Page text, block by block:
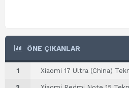
ÖNE ÇIKANLAR
1 Xiaomi 17 Ultra (China)